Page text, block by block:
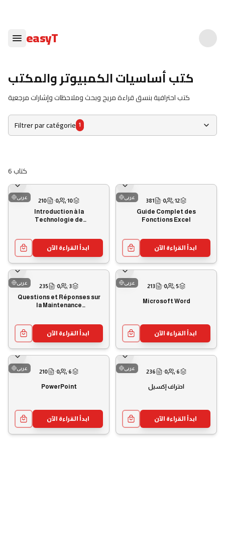
easyT
كتب أساسيات الكمبيوتر والمكتب
كتب احترافية بنسق قراءة مريح وبحث وملاحظات وإشارات مرجعية
Filtrer par catégorie 1
6كتاب
عربى
210 ·0 ·10
Introduction à la
Technologie de
ابدأ القراءة الآن
عربى
381 ·0 ·12
Guide Complet des
Fonctions Excel
ابدأ القراءة الآن
عربى
235 ·0 ·3
Questions et Réponses sur
la Maintenance
ابدأ القراءة الآن
عربى
213 ·0 ·5
Microsoft Word
ابدأ القراءة الآن
عربى
210 ·0 ·6
PowerPoint
ابدأ القراءة الآن
عربى
236 ·0 ·6
احتراف إكسيل
ابدأ القراءة الآن